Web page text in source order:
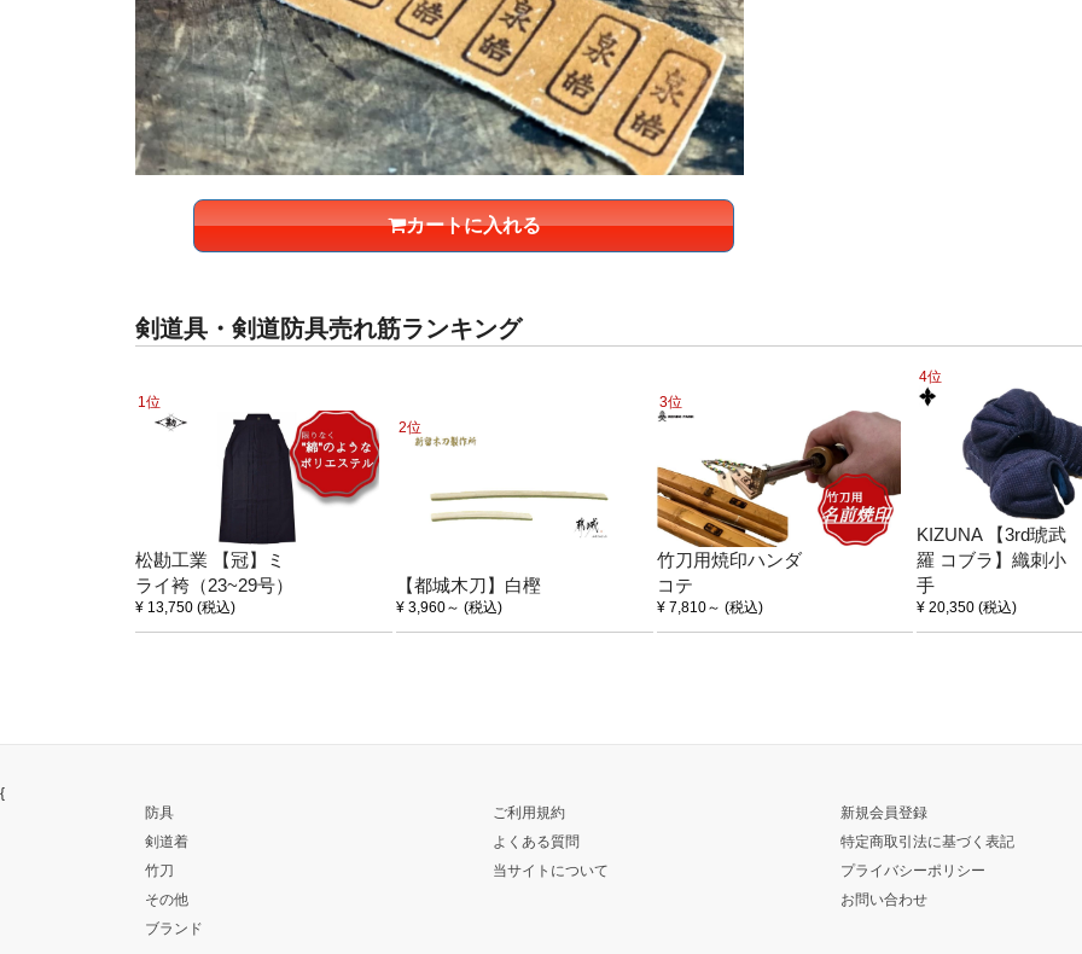
カートに入れる
剣道具・剣道防具売れ筋ランキング
1位
松勘工業 【冠】ミ
ライ袴（23~29号）
¥ 13,750 (税込)
2位
【都城木刀】白樫
¥ 3,960～ (税込)
3位
竹刀用焼印ハンダ
コテ
¥ 7,810～ (税込)
4位
KIZUNA 【3rd琥武
羅 コブラ】織刺小
手
¥ 20,350 (税込)
{
防具
剣道着
竹刀
その他
ブランド
ご利用規約
よくある質問
当サイトについて
新規会員登録
特定商取引法に基づく表記
プライバシーポリシー
お問い合わせ